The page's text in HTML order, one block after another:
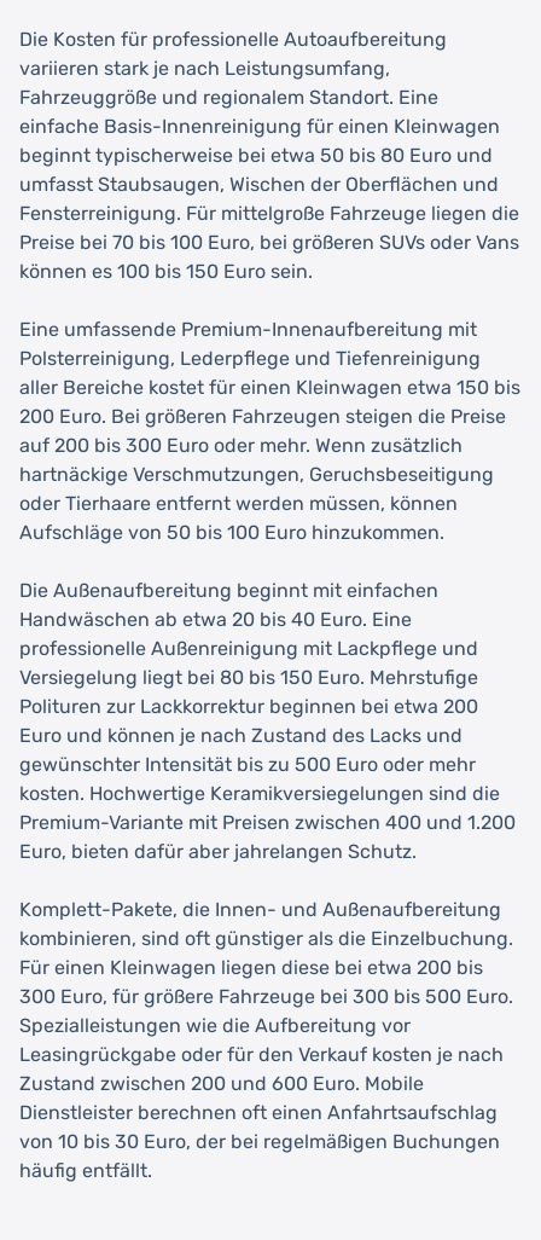
Die Kosten für professionelle Autoaufbereitung
variieren stark je nach Leistungsumfang,
Fahrzeuggröße und regionalem Standort. Eine
einfache Basis-Innenreinigung für einen Kleinwagen
beginnt typischerweise bei etwa 50 bis 80 Euro und
umfasst Staubsaugen, Wischen der Oberflächen und
Fensterreinigung. Für mittelgroße Fahrzeuge liegen die
Preise bei 70 bis 100 Euro, bei größeren SUVs oder Vans
können es 100 bis 150 Euro sein.
Eine umfassende Premium-Innenaufbereitung mit
Polsterreinigung, Lederpflege und Tiefenreinigung
aller Bereiche kostet für einen Kleinwagen etwa 150 bis
200 Euro. Bei größeren Fahrzeugen steigen die Preise
auf 200 bis 300 Euro oder mehr. Wenn zusätzlich
hartnäckige Verschmutzungen, Geruchsbeseitigung
oder Tierhaare entfernt werden müssen, können
Aufschläge von 50 bis 100 Euro hinzukommen.
Die Außenaufbereitung beginnt mit einfachen
Handwäschen ab etwa 20 bis 40 Euro. Eine
professionelle Außenreinigung mit Lackpflege und
Versiegelung liegt bei 80 bis 150 Euro. Mehrstufige
Polituren zur Lackkorrektur beginnen bei etwa 200
Euro und können je nach Zustand des Lacks und
gewünschter Intensität bis zu 500 Euro oder mehr
kosten. Hochwertige Keramikversiegelungen sind die
Premium-Variante mit Preisen zwischen 400 und 1.200
Euro, bieten dafür aber jahrelangen Schutz.
Komplett-Pakete, die Innen- und Außenaufbereitung
kombinieren, sind oft günstiger als die Einzelbuchung.
Für einen Kleinwagen liegen diese bei etwa 200 bis
300 Euro, für größere Fahrzeuge bei 300 bis 500 Euro.
Spezialleistungen wie die Aufbereitung vor
Leasingrückgabe oder für den Verkauf kosten je nach
Zustand zwischen 200 und 600 Euro. Mobile
Dienstleister berechnen oft einen Anfahrtsaufschlag
von 10 bis 30 Euro, der bei regelmäßigen Buchungen
häufig entfällt.